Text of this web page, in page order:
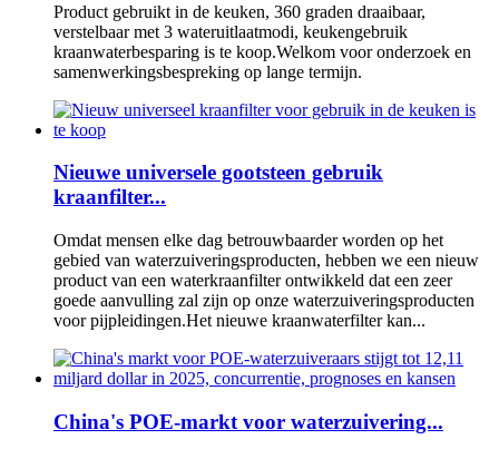
Product gebruikt in de keuken, 360 graden draaibaar,
verstelbaar met 3 wateruitlaatmodi, keukengebruik
kraanwaterbesparing is te koop.Welkom voor onderzoek en
samenwerkingsbespreking op lange termijn.
Nieuwe universele gootsteen gebruik
kraanfilter...
Omdat mensen elke dag betrouwbaarder worden op het
gebied van waterzuiveringsproducten, hebben we een nieuw
product van een waterkraanfilter ontwikkeld dat een zeer
goede aanvulling zal zijn op onze waterzuiveringsproducten
voor pijpleidingen.Het nieuwe kraanwaterfilter kan...
China's POE-markt voor waterzuivering...